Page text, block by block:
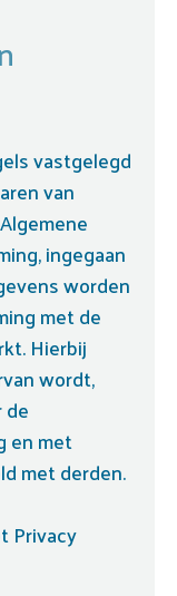
vastgelegd
van
ingegaan
worden
met de
Hierbij
wordt,
en met
met derden.
Privacy